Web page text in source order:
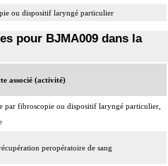
ou dispositif laryngé particulier
pour BJMA009 dans la
associé (activité)
par fibroscopie ou dispositif laryngé particulier,
peropératoire de sang